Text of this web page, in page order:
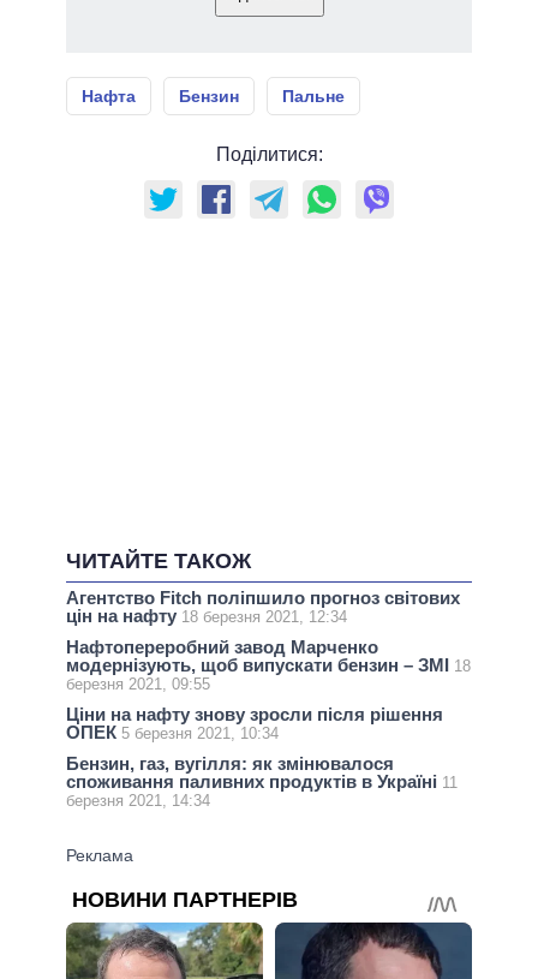
Нафта Бензин Пальне
Поділитися:
ЧИТАЙТЕ ТАКОЖ
Агентство Fitch поліпшило прогноз світових
цін на нафту 18 березня 2021, 12:34
Нафтопереробний завод Марченко
модернізують, щоб випускати бензин – ЗМІ 18
березня 2021, 09:55
Ціни на нафту знову зросли після рішення
ОПЕК 5 березня 2021, 10:34
Бензин, газ, вугілля: як змінювалося
споживання паливних продуктів в Україні 11
березня 2021, 14:34